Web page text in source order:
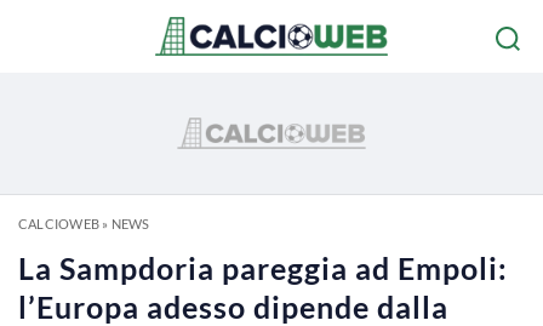
CALCIOWEB» NEWS
La Sampdoria pareggia ad Empoli:
l’Europa adesso dipende dalla